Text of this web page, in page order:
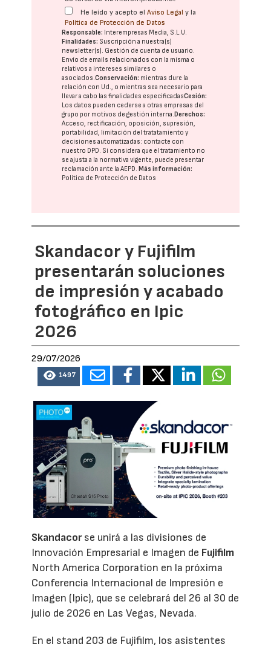
He leído y acepto elAviso Legal y la
Política de Protección de Datos
Responsable: Interempresas Media, S.L.U.
Finalidades: Suscripción a nuestra(s)
newsletter(s). Gestión de cuenta de usuario.
Envío de emails relacionados con la misma o
relativos a intereses similares o
asociados.Conservación: mientras dure la
relación con Ud., o mientras sea necesario para
llevar a cabo las finalidades especificadasCesión:
Los datos pueden cederse a otras empresas del
grupo por motivos de gestión interna. Derechos:
Acceso, rectificación, oposición, supresión,
portabilidad, limitación del tratatamiento y
decisiones automatizadas: contacte con
nuestro DPD. Si considera que el tratamiento no
se ajusta a la normativa vigente, puede presentar
reclamación ante laAEPD. Más información:
Política de Protección de Datos
Skandacor y Fujifilm
presentarán soluciones
de impresión y acabado
fotográfico en Ipic
2026
29/07/2026
1497
Skandacorse unirá a las divisiones de
Innovación Empresarial e Imagen de Fujifilm
North America Corporation en la próxima
Conferencia Internacional de Impresión e
Imagen (Ipic), que se celebrará del 26 al 30 de
julio de 2026 en Las Vegas, Nevada.
En el stand 203 de Fujifilm, los asistentes